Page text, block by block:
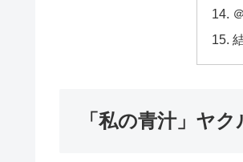
「私の青汁」ヤ